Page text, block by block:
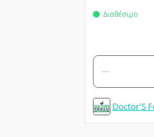
Διαθέσιμο
Doctor'S